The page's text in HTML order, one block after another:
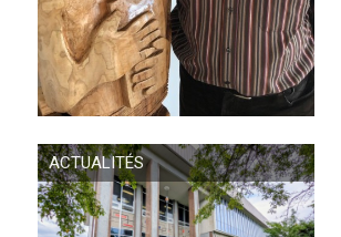
ACTUALITÉS